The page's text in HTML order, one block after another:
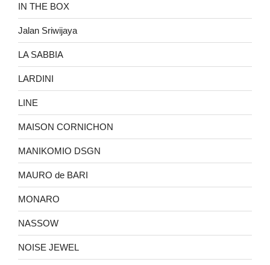
IN THE BOX
Jalan Sriwijaya
LA SABBIA
LARDINI
LINE
MAISON CORNICHON
MANIKOMIO DSGN
MAURO de BARI
MONARO
NASSOW
NOISE JEWEL